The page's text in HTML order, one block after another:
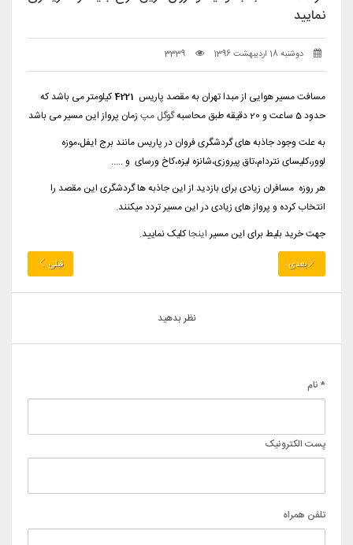
نمایید
دوشنبه 18 اردیبهشت 1396 3339
مسافت مسیر هوایی از مبدا تهران به مقصد پاریس 4221کیلومتر می باشد که
حدود 5 ساعت و 20 دقیقه طبق محاسبه
گوگل مپ زمان پرواز این مسیر می باشد
به علت وجود جاذبه های گردشگری فروان در پاریس مانند برج ایفل،موزه
لوور،کلیسای نتردام،تاق پیروزی،شانزه لیزه،کاخ ورسای و .....
هر روزه مسافران زیادی برای بازدید از این جاذبه ها گردشگری این مقصد را
انتخاب کرده و پرواز های زیادی در این مسیر تردد میکنند.
جهت خرید بلیط برای این مسیراینجاکلیک نمایید.
بعدی قبلی
نظر بدهید
* نام
پست الکترونیک
تلفن همراه